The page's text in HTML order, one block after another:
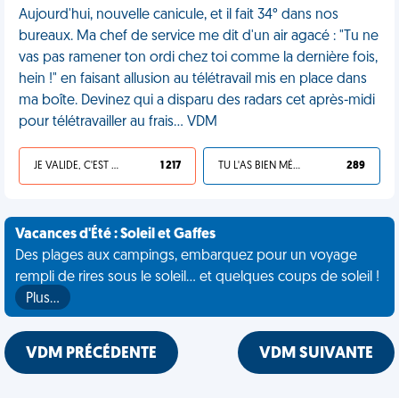
Aujourd'hui, nouvelle canicule, et il fait 34° dans nos
bureaux. Ma chef de service me dit d'un air agacé : "Tu ne
vas pas ramener ton ordi chez toi comme la dernière fois,
hein !" en faisant allusion au télétravail mis en place dans
ma boîte. Devinez qui a disparu des radars cet après-midi
pour télétravailler au frais… VDM
JE VALIDE, C'EST UNE VDM 1 217 TU L'AS BIEN MÉRITÉ 289
Vacances d'Été : Soleil et Gaffes
Des plages aux campings, embarquez pour un voyage
rempli de rires sous le soleil... et quelques coups de soleil !
Plus…
VDM PRÉCÉDENTE VDM SUIVANTE